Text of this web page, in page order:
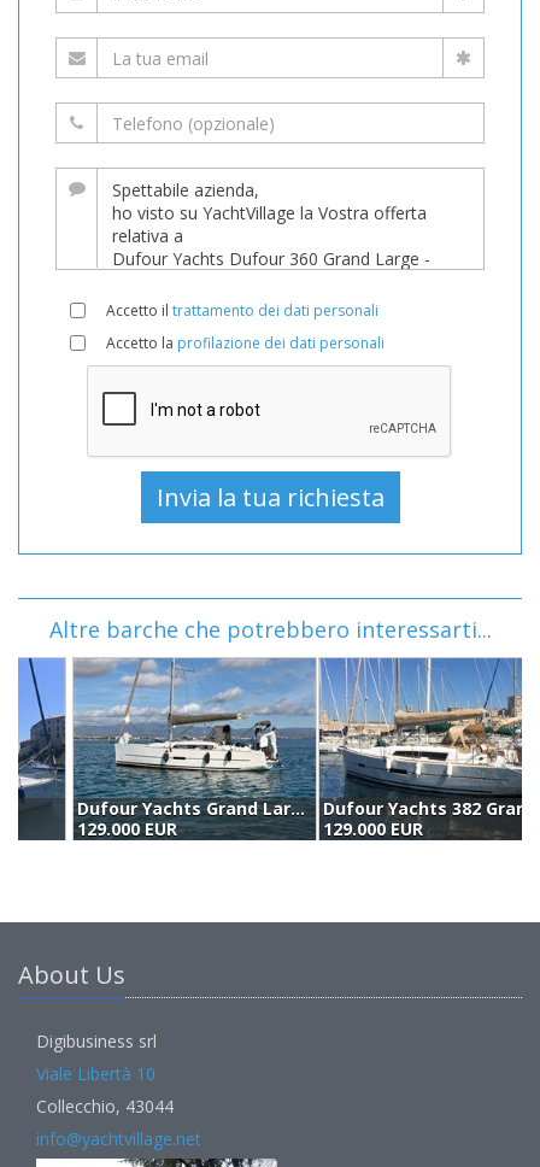
Accetto il trattamento dei dati personali
Accetto la profilazione dei dati personali
Altre barche che potrebbero interessarti...
Dufour Yachts Grand Large 350 (2017)
129.000 EUR
Dufour Yachts 382 Grand Large (2016)
129.000 EUR
About Us
Digibusiness srl
Viale Libertà 10
Collecchio, 43044
info@yachtvillage.net